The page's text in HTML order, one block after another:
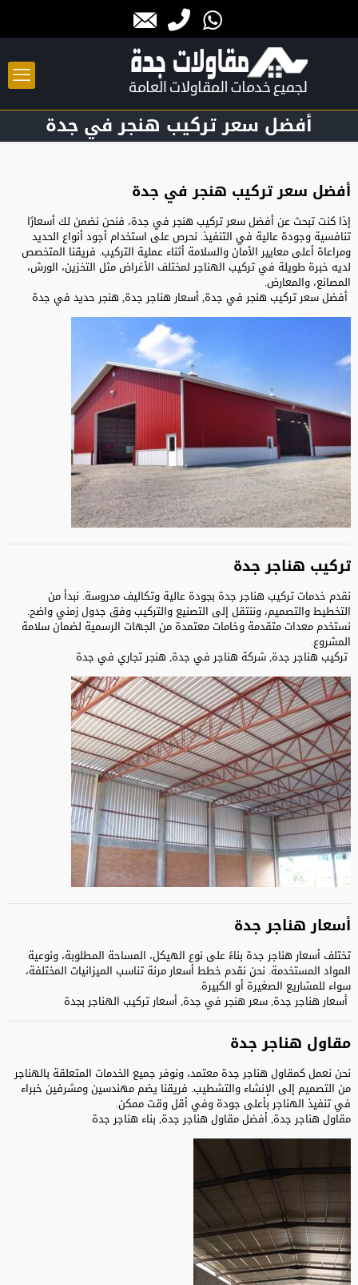
أفضل سعر تركيب هنجر في جدة
أفضل سعر تركيب هنجر في جدة
إذا كنت تبحث عن أفضل سعر تركيب هنجر في جدة، فنحن نضمن لك أسعارًا
تنافسية وجودة عالية في التنفيذ. نحرص على استخدام أجود أنواع الحديد
ومراعاة أعلى معايير الأمان والسلامة أثناء عملية التركيب. فريقنا المتخصص
لديه خبرة طويلة في تركيب الهناجر لمختلف الأغراض مثل التخزين، الورش،
المصانع، والمعارض.
أفضل سعر تركيب هنجر في جدة, أسعار هناجر جدة, هنجر حديد في جدة
تركيب هناجر جدة
نقدم خدمات تركيب هناجر جدة بجودة عالية وتكاليف مدروسة. نبدأ من
التخطيط والتصميم، وننتقل إلى التصنيع والتركيب وفق جدول زمني واضح.
نستخدم معدات متقدمة وخامات معتمدة من الجهات الرسمية لضمان سلامة
المشروع.
تركيب هناجر جدة, شركة هناجر في جدة, هنجر تجاري في جدة
أسعار هناجر جدة
تختلف أسعار هناجر جدة بناءً على نوع الهيكل، المساحة المطلوبة، ونوعية
المواد المستخدمة. نحن نقدم خطط أسعار مرنة تناسب الميزانيات المختلفة،
سواء للمشاريع الصغيرة أو الكبيرة.
أسعار هناجر جدة, سعر هنجر في جدة, أسعار تركيب الهناجر بجدة
مقاول هناجر جدة
نحن نعمل كمقاول هناجر جدة معتمد، ونوفر جميع الخدمات المتعلقة بالهناجر
من التصميم إلى الإنشاء والتشطيب. فريقنا يضم مهندسين ومشرفين خبراء
في تنفيذ الهناجر بأعلى جودة وفي أقل وقت ممكن.
مقاول هناجر جدة, أفضل مقاول هناجر جدة, بناء هناجر جدة